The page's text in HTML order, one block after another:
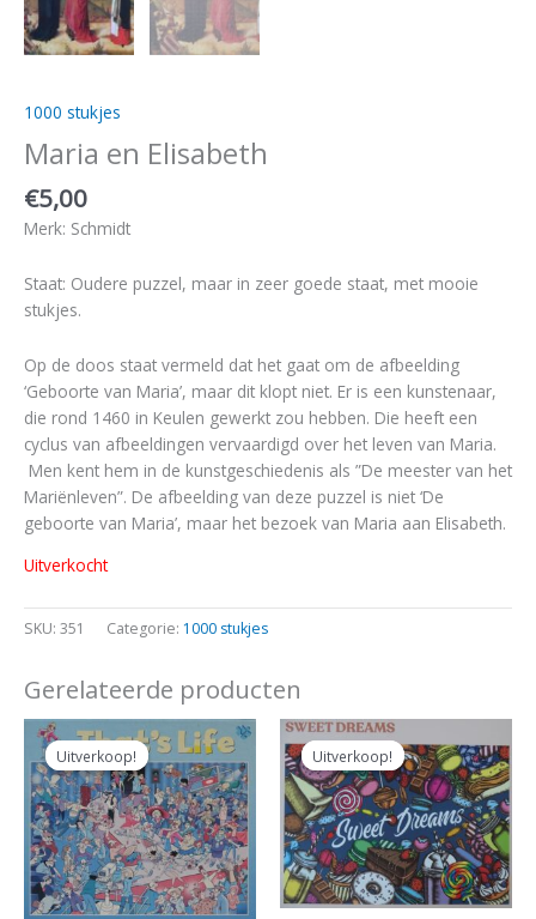
1000 stukjes
Maria en Elisabeth
€5,00
Merk: Schmidt
Staat: Oudere puzzel, maar in zeer goede staat, met mooie
stukjes.
Op de doos staat vermeld dat het gaat om de afbeelding
‘Geboorte van Maria’, maar dit klopt niet. Er is een kunstenaar,
die rond 1460 in Keulen gewerkt zou hebben. Die heeft een
cyclus van afbeeldingen vervaardigd over het leven van Maria.
Men kent hem in de kunstgeschiedenis als ”De meester van het
Mariënleven”. De afbeelding van deze puzzel is niet ‘De
geboorte van Maria’, maar het bezoek van Maria aan Elisabeth.
Uitverkocht
SKU: 351 Categorie: 1000 stukjes
Gerelateerde producten
Uitverkoop!
Uitverkoop!
Oorspronkelijke
prijs
was:
€5,00.
Huidige
prijs
is:
€4,00.
Uitverkoop!
Uitverkoop!
Oorspronkelijke
prijs
was:
€14,00.
Huidige
prijs
is:
€12,50.